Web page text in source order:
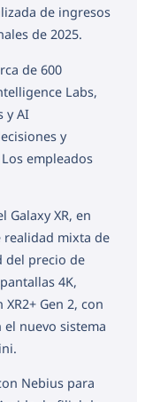
de ingresos
de 2025.
de 600
Labs,
y AI
y
empleados
Galaxy XR, en
realidad mixta de
del precio de
4K,
Gen 2, con
nuevo sistema
Nebius para